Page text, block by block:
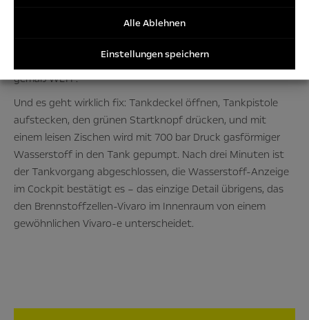
Alle Ablehnen
Einstellungen speichern
komplett ohne eine Demonstration des entscheidenden
eine hohe Reichweite – im Falle des Opel 400 Kilometer
gemäß WLTP.
Und es geht wirklich fix: Tankdeckel öffnen, Tankpistole
aufstecken, den grünen Startknopf drücken, und mit
einem leisen Zischen wird mit 700 bar Druck gasförmiger
Wasserstoff in den Tank gepumpt. Nach drei Minuten ist
der Tankvorgang abgeschlossen, die Wasserstoff-Anzeige
im Cockpit bestätigt es – das einzige Detail übrigens, das
den Brennstoffzellen-Vivaro im Innenraum von einem
gewöhnlichen Vivaro-e unterscheidet.